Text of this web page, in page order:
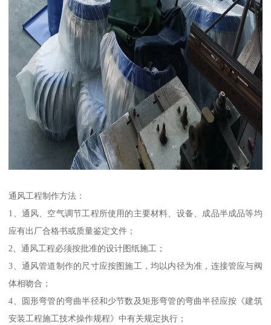
通风工程制作方法：
1、通风、空气调节工程所使用的主要材料、设备、成品半成品等均
应有出厂合格书或质量鉴定文件；
2、通风工程必须按批准的设计图纸施工；
3、通风管道制作的尺寸应按图施工，均以内径为准，连接管应与阀
体相吻合；
4、圆形弯管的弯曲半径和少节数及矩形弯管的弯曲半径应按《建筑
安装工程施工技术操作规程》中有关规定执行；